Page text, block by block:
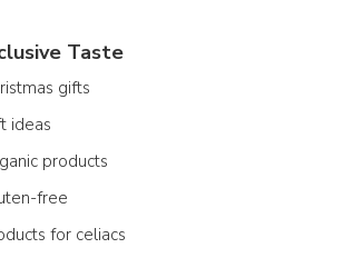
Taste
gifts
ideas
products
free
for celiacs